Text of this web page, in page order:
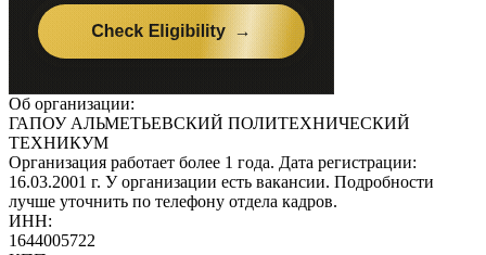
Об организации:
ГАПОУ АЛЬМЕТЬЕВСКИЙ ПОЛИТЕХНИЧЕСКИЙ
ТЕХНИКУМ
Организация работает более 1 года. Дата регистрации:
16.03.2001 г. У организации есть вакансии. Подробности
лучше уточнить по телефону отдела кадров.
ИНН:
1644005722